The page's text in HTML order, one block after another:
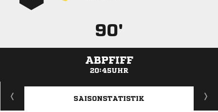
90'
ABPFIFF
20:45UHR
ANZEIGE
SAISONSTATISTIK